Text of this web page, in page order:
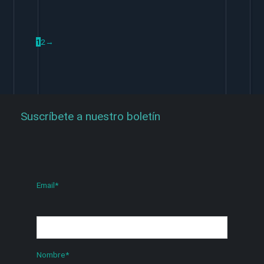
12→
Suscríbete a nuestro boletín
Email*
Nombre*